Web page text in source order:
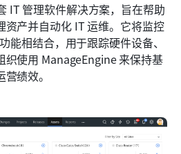
IT 管理软件解决方案，旨在帮助
资产并自动化 IT 运维。它将监控
能相结合，用于跟踪硬件设备、
织使用 ManageEngine 来保持基
绩效。